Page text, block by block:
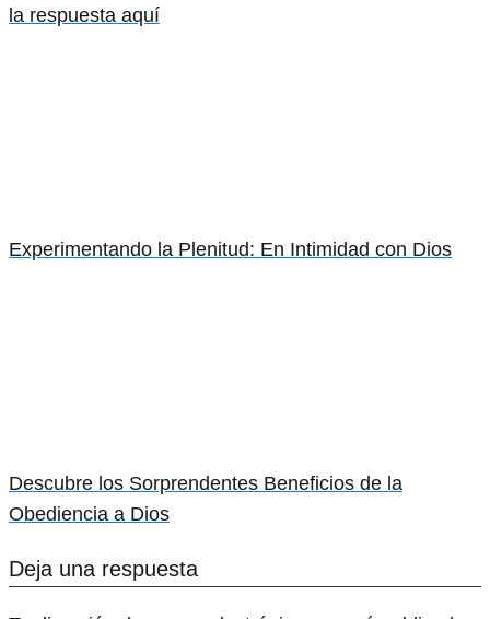
la respuesta aquí
Experimentando la Plenitud: En Intimidad con Dios
Descubre los Sorprendentes Beneficios de la
Obediencia a Dios
Deja una respuesta